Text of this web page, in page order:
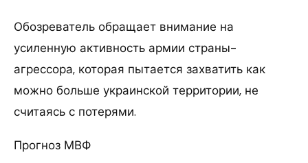
Обозреватель обращает внимание на
усиленную активность армии страны-
агрессора, которая пытается захватить как
можно больше украинской территории, не
считаясь с потерями.
Прогноз МВФ